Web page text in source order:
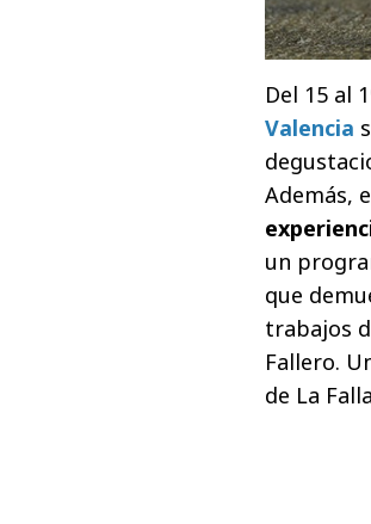
Del 15 al
Valencia
Además,
un
que
trabajos
Fallero.
de La